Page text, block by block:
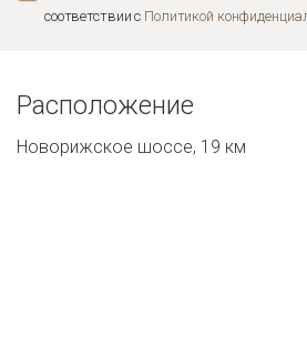
соответствии с Политикой
Расположение
Новорижское шоссе, 19 км